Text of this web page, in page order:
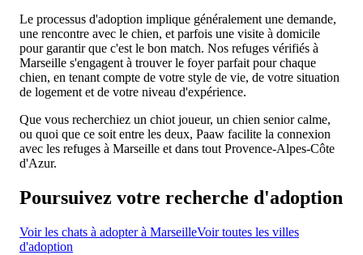
Le processus d'adoption implique généralement une demande,
une rencontre avec le chien, et parfois une visite à domicile
pour garantir que c'est le bon match. Nos refuges vérifiés à
Marseille s'engagent à trouver le foyer parfait pour chaque
chien, en tenant compte de votre style de vie, de votre situation
de logement et de votre niveau d'expérience.
Que vous recherchiez un chiot joueur, un chien senior calme,
ou quoi que ce soit entre les deux, Paaw facilite la connexion
avec les refuges à Marseille et dans tout Provence-Alpes-Côte
d'Azur.
Poursuivez votre recherche d'adoption
Voir les chats à adopter à MarseilleVoir toutes les villes
d'adoption